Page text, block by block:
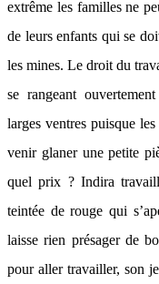
extrême les familles ne
de leurs enfants qui se
les mines. Le droit du
se rangeant
larges ventres puisque
venir glaner une petite
quel prix ? Indira
teintée de rouge qui
laisse rien présager de
pour aller travailler, son